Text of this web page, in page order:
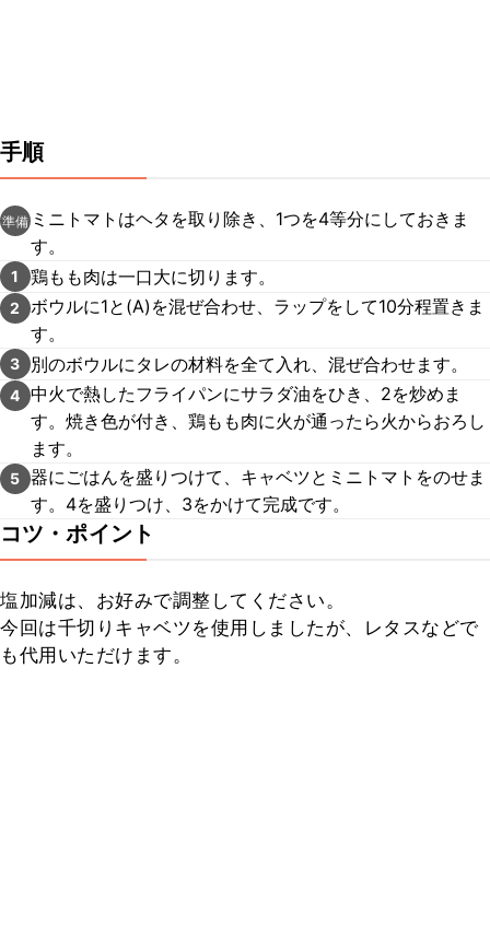
手順
準備 ミニトマトはヘタを取り除き、1つを4等分にしておきま
す。
1 鶏もも肉は一口大に切ります。
2
ボウルに1と(A)を混ぜ合わせ、ラップをして10分程置きま
す。
3 別のボウルにタレの材料を全て入れ、混ぜ合わせます。
4 中火で熱したフライパンにサラダ油をひき、2を炒めま
す。焼き色が付き、鶏もも肉に火が通ったら火からおろし
ます。
5 器にごはんを盛りつけて、キャベツとミニトマトをのせま
す。4を盛りつけ、3をかけて完成です。
コツ・ポイント
塩加減は、お好みで調整してください。
今回は千切りキャベツを使用しましたが、レタスなどで
も代用いただけます。